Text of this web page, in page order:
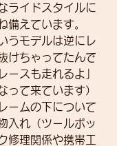
ライドスタイルに
備えています。
うモデルは逆にレ
けちゃってたんで
ースも走れるよ」
って来ています）
ームの下について
入れ（ツールボッ
修理関係や携帯工